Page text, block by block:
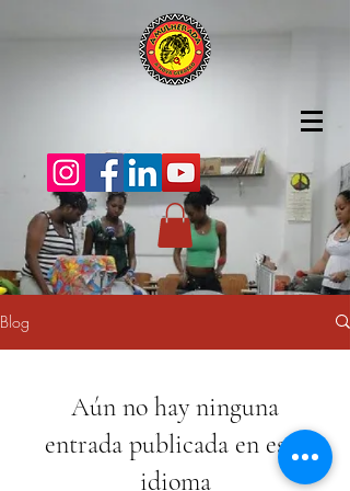
Blog
Aún no hay ninguna
entrada publicada en este
idioma